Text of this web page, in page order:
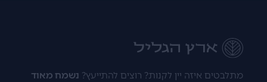
מתלבטים איזה יין לקנות? רוצים להתייעץ?נשמח מאוד